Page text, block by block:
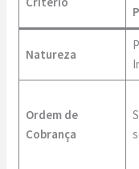
Natureza
Ordem de
Cobrança